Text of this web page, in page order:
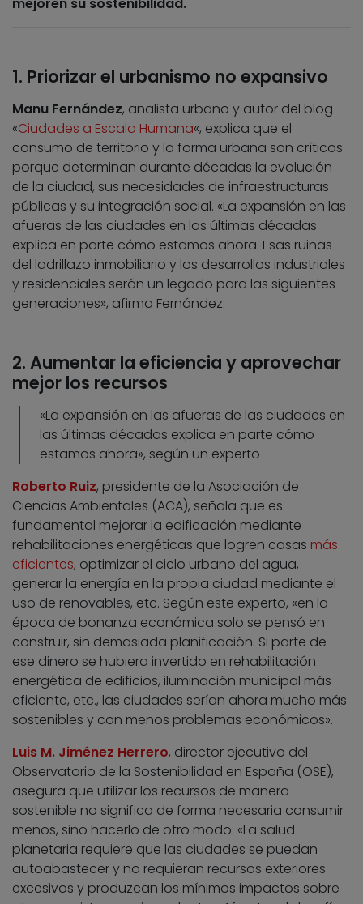
mejoren su sostenibilidad.
1. Priorizar el urbanismo no expansivo
Manu Fernández, analista urbano y autor del blog
«Ciudades a Escala Humana«, explica que el
consumo de territorio y la forma urbana son críticos
porque determinan durante décadas la evolución
de la ciudad, sus necesidades de infraestructuras
públicas y su integración social. «La expansión en las
afueras de las ciudades en las últimas décadas
explica en parte cómo estamos ahora. Esas ruinas
del ladrillazo inmobiliario y los desarrollos industriales
y residenciales serán un legado para las siguientes
generaciones», afirma Fernández.
2. Aumentar la eficiencia y aprovechar
mejor los recursos
«La expansión en las afueras de las ciudades en
las últimas décadas explica en parte cómo
estamos ahora», según un experto
Roberto Ruiz, presidente de la Asociación de
Ciencias Ambientales (ACA), señala que es
fundamental mejorar la edificación mediante
rehabilitaciones energéticas que logren casas más
eficientes, optimizar el ciclo urbano del agua,
generar la energía en la propia ciudad mediante el
uso de renovables, etc. Según este experto, «en la
época de bonanza económica solo se pensó en
construir, sin demasiada planificación. Si parte de
ese dinero se hubiera invertido en rehabilitación
energética de edificios, iluminación municipal más
eficiente, etc., las ciudades serían ahora mucho más
sostenibles y con menos problemas económicos».
Luis M. Jiménez Herrero, director ejecutivo del
Observatorio de la Sostenibilidad en España (OSE),
asegura que utilizar los recursos de manera
sostenible no significa de forma necesaria consumir
menos, sino hacerlo de otro modo: «La salud
planetaria requiere que las ciudades se puedan
autoabastecer y no requieran recursos exteriores
excesivos y produzcan los mínimos impactos sobre